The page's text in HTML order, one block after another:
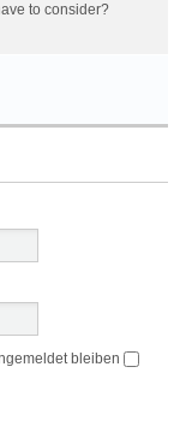
to consider?
bleiben